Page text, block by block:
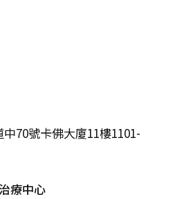
70號卡佛大廈11樓1101-
療中心